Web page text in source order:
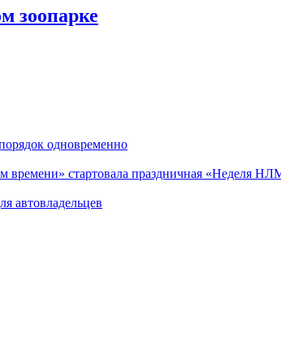
зоопарке
одновременно
времени» стартовала праздничная «Неделя
автовладельцев